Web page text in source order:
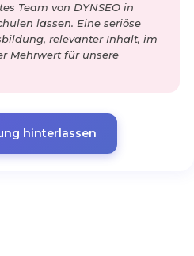
Team von DYNSEO in
lassen. Eine seriöse
relevanter Inhalt, im
Mehrwert für unsere
hinterlassen